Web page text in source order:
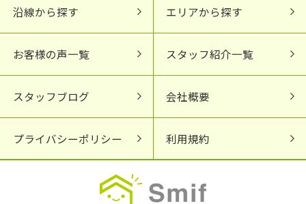
沿線から探す エリアから探す
お客様の声一覧 スタッフ紹介一覧
スタッフブログ 会社概要
プライバシーポリシー 利用規約